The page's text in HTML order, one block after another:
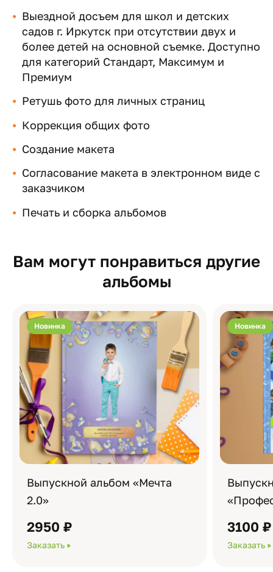
Выездной досъем для школ и детских
садов г. Иркутск при отсутствии двух и
более детей на основной съемке. Доступно
для категорий Стандарт, Максимум и
Премиум
Ретушь фото для личных страниц
Коррекция общих фото
Создание макета
Согласование макета в электронном виде с
заказчиком
Печать и сборка альбомов
Вам могут понравиться другие
альбомы
Новинка
Выпускной альбом «Мечта
2.0»
2950 ₽
Заказать
Новинка
3100 ₽
Заказать